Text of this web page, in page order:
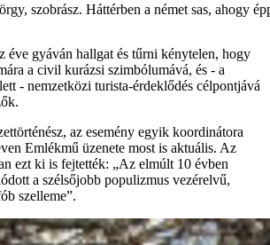
szobrász. Háttérben a német sas, ahogy
éve gyáván hallgat és tűrni kénytelen, hogy
a civil kurázsi szimbólumává, és - a
- nemzetközi turista-érdeklődés célpontjává
az esemény egyik koordinátora
Emlékmű üzenete most is aktuális. Az
ezt ki is fejtették: „Az elmúlt 10 évben
a szélsőjobb populizmus vezérelvű,
szelleme”.